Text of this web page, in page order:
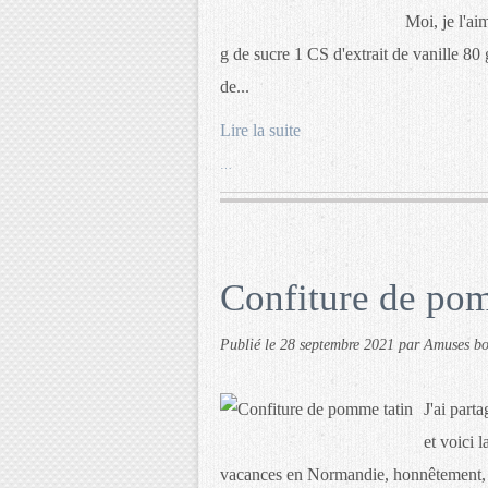
Moi, je
g de sucre 1 CS d'extrait de vanille
de...
Lire la suite
Confiture de
Publié le 28 septembre 2021 par Amuses
J'ai
et voici
vacances en Normandie,